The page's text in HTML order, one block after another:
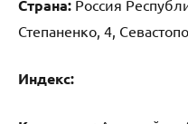
Страна: Россия
Степаненко, 4,
Индекс: